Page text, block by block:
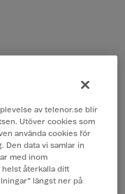
av telenor.se blir
Utöver cookies som
använda cookies för
Den data vi samlar in
med inom
helst återkalla ditt
längst ner på